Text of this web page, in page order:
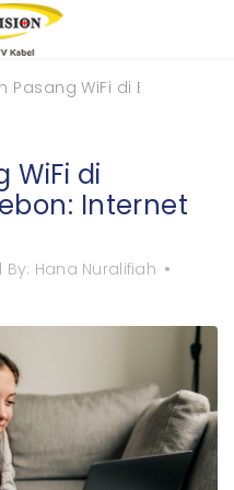
Pasang WiFi di
WiFi di
Internet
Hana Nuralifiah